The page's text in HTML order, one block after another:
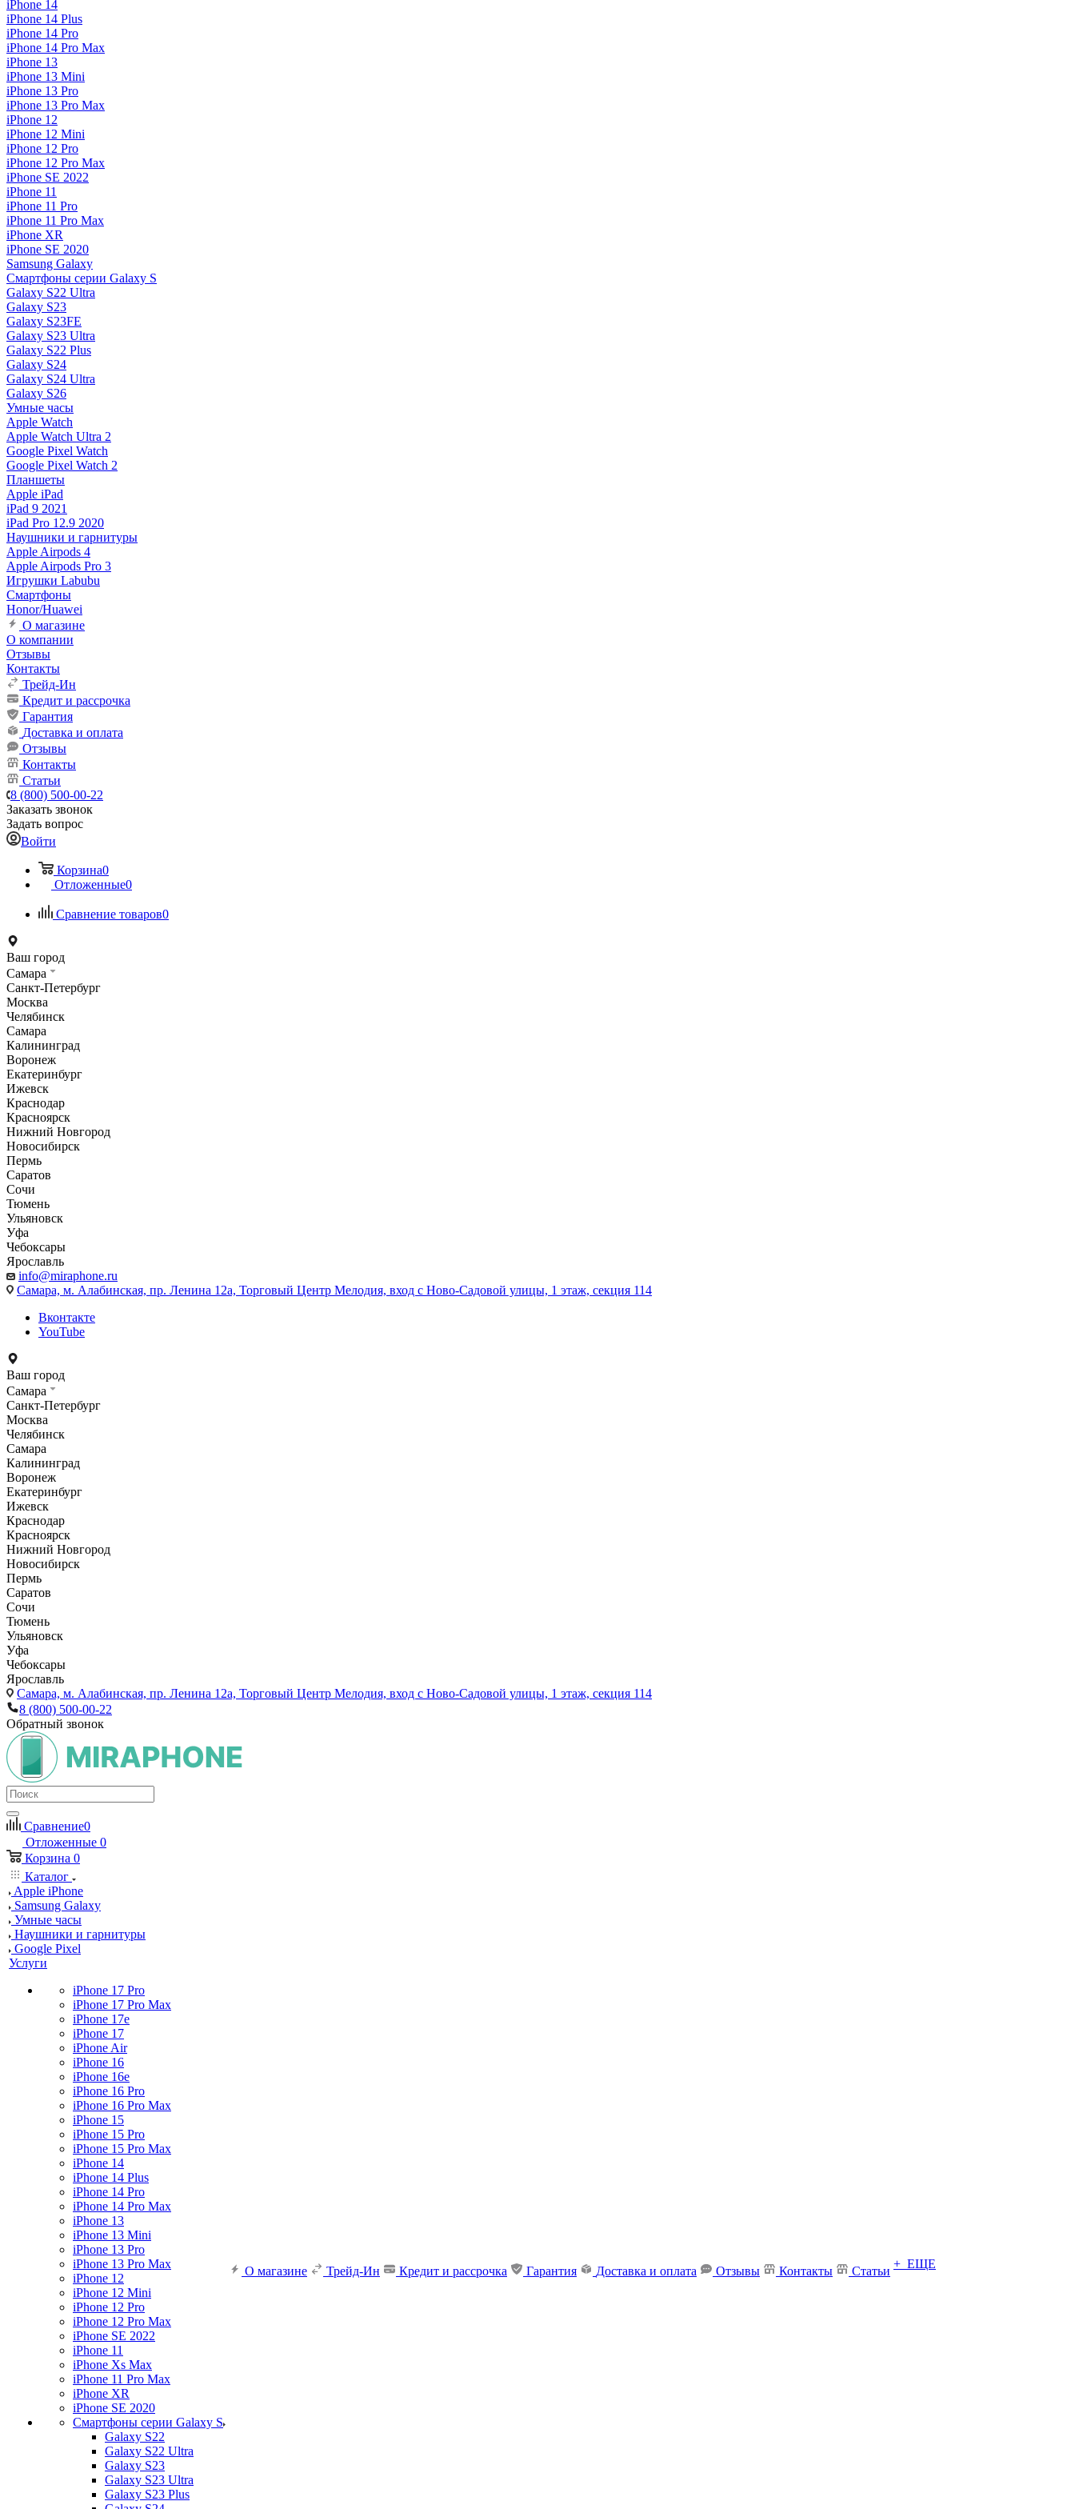
iPhone 14
iPhone 14 Plus
iPhone 14 Pro
iPhone 14 Pro Max
iPhone 13
iPhone 13 Mini
iPhone 13 Pro
iPhone 13 Pro Max
iPhone 12
iPhone 12 Mini
iPhone 12 Pro
iPhone 12 Pro Max
iPhone SE 2022
iPhone 11
iPhone 11 Pro
iPhone 11 Pro Max
iPhone XR
iPhone SE 2020
Samsung Galaxy
Смартфоны серии Galaxy S
Galaxy S22 Ultra
Galaxy S23
Galaxy S23FE
Galaxy S23 Ultra
Galaxy S22 Plus
Galaxy S24
Galaxy S24 Ultra
Galaxy S26
Умные часы
Apple Watch
Apple Watch Ultra 2
Google Pixel Watch
Google Pixel Watch 2
Планшеты
Apple iPad
iPad 9 2021
iPad Pro 12.9 2020
Наушники и гарнитуры
Apple Airpods 4
Apple Airpods Pro 3
Игрушки Labubu
Смартфоны
Honor/Huawei
О магазине
О компании
Отзывы
Контакты
Трейд-Ин
Кредит и рассрочка
Гарантия
Доставка и оплата
Отзывы
Контакты
Статьи
8 (800) 500-00-22
Заказать звонок
Задать вопрос
Войти
Корзина0
Отложенные0
Сравнение товаров0
Ваш город
Самара
Санкт-Петербург
Москва
Челябинск
Самара
Калининград
Воронеж
Екатеринбург
Ижевск
Краснодар
Красноярск
Нижний Новгород
Новосибирск
Пермь
Саратов
Сочи
Тюмень
Ульяновск
Уфа
Чебоксары
Ярославль
info@miraphone.ru
Самара, м. Алабинская, пр. Ленина 12а, Торговый Центр Мелодия, вход с Ново-Садовой улицы, 1 этаж, секция 114
Вконтакте
YouTube
Ваш город
Самара
Санкт-Петербург
Москва
Челябинск
Самара
Калининград
Воронеж
Екатеринбург
Ижевск
Краснодар
Красноярск
Нижний Новгород
Новосибирск
Пермь
Саратов
Сочи
Тюмень
Ульяновск
Уфа
Чебоксары
Ярославль
Самара, м. Алабинская, пр. Ленина 12а, Торговый Центр Мелодия, вход с Ново-Садовой улицы, 1 этаж, секция 114
8 (800) 500-00-22
Обратный звонок
Сравнение0
Отложенные 0
Корзина 0
Каталог
Apple iPhone
Samsung Galaxy
Умные часы
Наушники и гарнитуры
Google Pixel
Услуги
iPhone 17 Pro
iPhone 17 Pro Max
iPhone 17e
iPhone 17
iPhone Air
iPhone 16
iPhone 16e
iPhone 16 Pro
iPhone 16 Pro Max
iPhone 15
iPhone 15 Pro
iPhone 15 Pro Max
iPhone 14
iPhone 14 Plus
iPhone 14 Pro
iPhone 14 Pro Max
iPhone 13
iPhone 13 Mini
iPhone 13 Pro
iPhone 13 Pro Max
iPhone 12
iPhone 12 Mini
iPhone 12 Pro
iPhone 12 Pro Max
iPhone SE 2022
iPhone 11
iPhone Xs Max
iPhone 11 Pro Max
iPhone XR
iPhone SE 2020
Смартфоны серии Galaxy S
Galaxy S22
Galaxy S22 Ultra
Galaxy S23
Galaxy S23 Ultra
Galaxy S23 Plus
О магазине Трейд-Ин Кредит и рассрочка Гарантия Доставка и оплата Отзывы Контакты Статьи
+ ЕЩЕ